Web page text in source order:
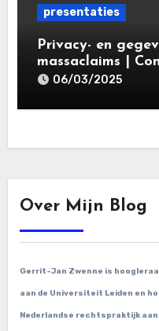
presentaties
Privacy- en
massaclaims |
(‘CUIC’) |
06/03/2025
Over Mijn Blog
Gerrit-Jan Zwenne is
aan de Universiteit Leiden en
Nederlandse rechtspraktijk